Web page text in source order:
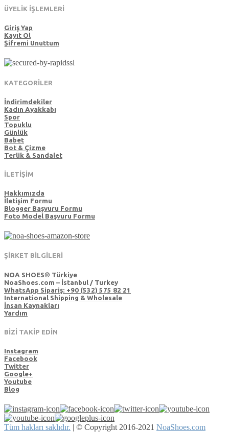
ÜYELİK İŞLEMLERİ
Giriş Yap
Kayıt Ol
Şifremi Unuttum
KATEGORİLER
İndirimdekiler
Kadın Ayakkabı
Spor
Topuklu
Günlük
Babet
Bot & Çizme
Terlik & Sandalet
İLETİŞİM
Hakkımızda
İletişim Formu
Blogger Başvuru Formu
Foto Model Başvuru Formu
ŞİRKET BİLGİLERİ
NOA SHOES® Türkiye
NoaShoes.com – İstanbul / Turkey
WhatsApp Sipariş: +90 (532) 575 82 21
International Shipping & Wholesale
İnsan Kaynakları
Yardım
BİZİ TAKİP EDİN
Instagram
Facebook
Twitter
Google+
Youtube
Blog
Tüm hakları saklıdır. | © Copyright 2016-2021 NoaShoes.com